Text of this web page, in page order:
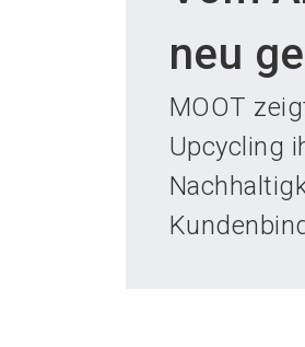
neu
MOOT
Upcycling